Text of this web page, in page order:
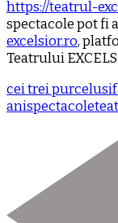
https://teatrul-
spectacole pot fi
excelsior.ro,
Teatrului
cei trei purcelusi
anispectacole